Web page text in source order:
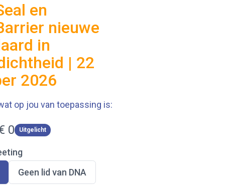
en
nieuwe
in
| 22
2026
op jou van toepassing is:
0 Uitgelicht
S
Geen lid van DNA